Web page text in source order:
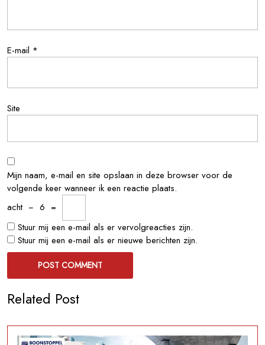
E-mail *
Site
Mijn naam, e-mail en site opslaan in deze browser voor de
volgende keer wanneer ik een reactie plaats.
acht − 6 =
Stuur mij een e-mail als er vervolgreacties zijn.
Stuur mij een e-mail als er nieuwe berichten zijn.
Related Post